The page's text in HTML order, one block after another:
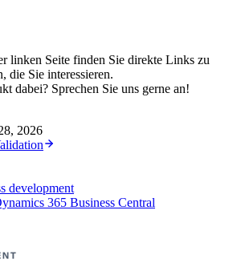
linken Seite finden Sie direkte Links zu
die Sie interessieren.
dabei? Sprechen Sie uns gerne an!
2026
development
365 Business Central